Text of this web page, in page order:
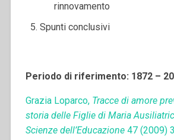
rinnovamento
Spunti conclusivi
Periodo di riferimento: 1872 –
Grazia Loparco, Tracce di amore
storia delle Figlie di Maria
Scienze dell’Educazione 47 (2009)